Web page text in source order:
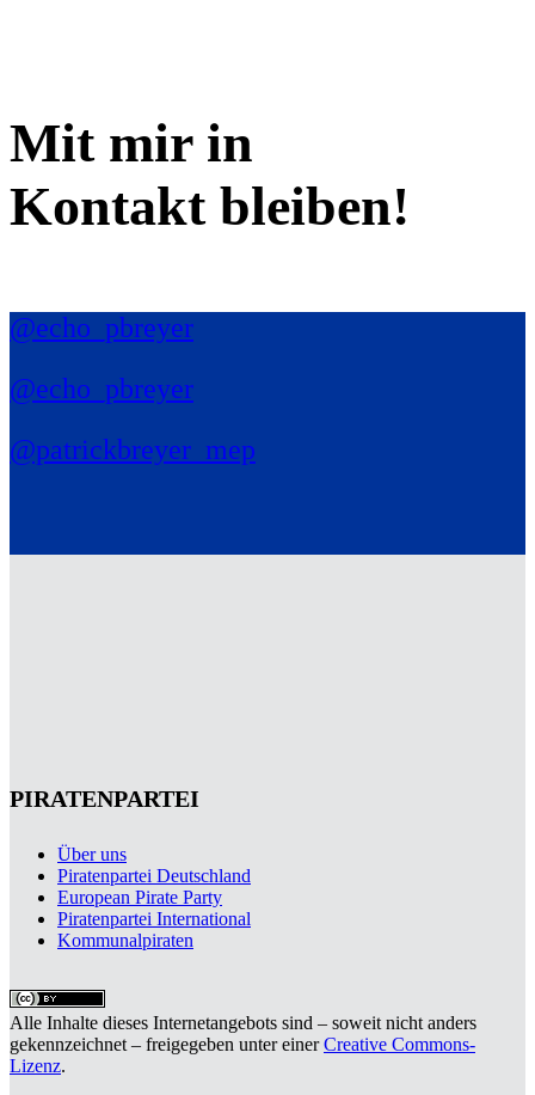
Mit mir in
Kontakt bleiben!
@echo_pbreyer
@echo_pbreyer
@patrickbreyer_mep
PIRATENPARTEI
Über uns
Piratenpartei Deutschland
European Pirate Party
Piratenpartei International
Kommunalpiraten
Alle Inhalte dieses Internetangebots sind – soweit nicht anders
gekennzeichnet – freigegeben unter einerCreative Commons-
Lizenz.